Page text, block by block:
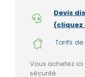
Devis
(cliquez
Tarifs
Vous achetez ici
sécurité